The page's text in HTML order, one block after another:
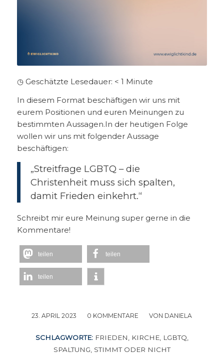
◷ Geschätzte Lesedauer: < 1 Minute
In diesem Format beschäftigen wir uns mit
eurem Positionen und euren Meinungen zu
bestimmten Aussagen.In der heutigen Folge
wollen wir uns mit folgender Aussage
beschäftigen:
„Streitfrage LGBTQ – die
Christenheit muss sich spalten,
damit Frieden einkehrt.“
Schreibt mir eure Meinung super gerne in die
Kommentare!
teilen teilen
teilen
23. APRIL 2023
/ 0 KOMMENTARE
/ VON DANIELA
SCHLAGWORTE: FRIEDEN KIRCHE, LGBTQ
SPALTUNG STIMMT ODER NICHT